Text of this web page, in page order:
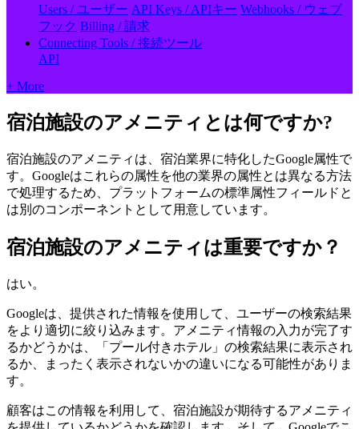
Users / ユーザー API Keys / APIキー Webhooks / ウェブ
フック Billing / 請求
Connecting Tools / 接続ツール
API
+ More
宿泊施設のアメニティとは何ですか?
宿泊施設のアメニティは、宿泊業界に特化したGoogle属性で
す。Googleはこれらの属性を他の業界の属性とは異なる方法
で処理するため、プラットフォームの標準属性フィールドと
は別のコンポーネントとして用意しています。
宿泊施設のアメニティは重要ですか？
はい。
Googleは、提供された情報を使用して、ユーザーの検索結果
をより適切に絞り込みます。アメニティ情報の入力が完了す
るかどうかは、「プール付きホテル」の検索結果に表示され
るか、まったく表示されないかの違いになる可能性がありま
す。
顧客はこの情報を利用して、宿泊施設が期待するアメニティ